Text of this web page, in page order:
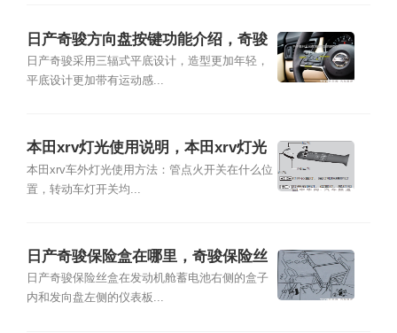
日产奇骏方向盘按键功能介绍，奇骏
方向盘按键图解
日产奇骏采用三辐式平底设计，造型更加年轻，
平底设计更加带有运动感...
本田xrv灯光使用说明，本田xrv灯光
使用图解
本田xrv车外灯光使用方法：管点火开关在什么位
置，转动车灯开关均...
日产奇骏保险盒在哪里，奇骏保险丝
盒图解
日产奇骏保险丝盒在发动机舱蓄电池右侧的盒子
内和发向盘左侧的仪表板...